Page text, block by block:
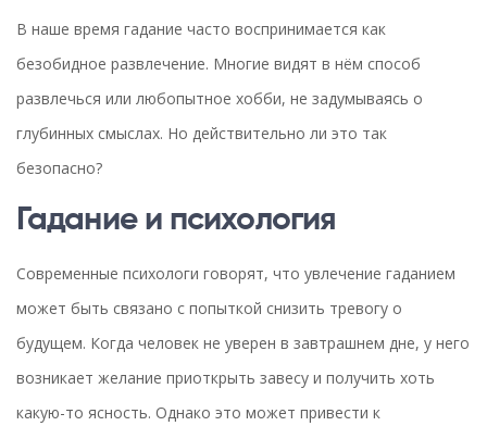
В наше время гадание часто воспринимается как
безобидное развлечение. Многие видят в нём способ
развлечься или любопытное хобби, не задумываясь о
глубинных смыслах. Но действительно ли это так
безопасно?
Гадание и психология
Современные психологи говорят, что увлечение гаданием
может быть связано с попыткой снизить тревогу о
будущем. Когда человек не уверен в завтрашнем дне, у него
возникает желание приоткрыть завесу и получить хоть
какую-то ясность. Однако это может привести к